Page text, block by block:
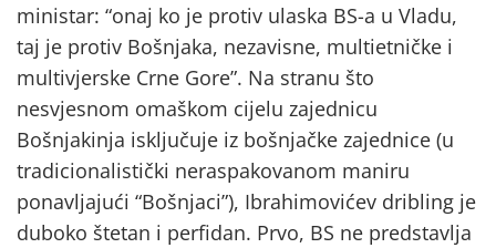
ministar: “onaj ko je protiv ulaska BS-a u Vladu,
taj je protiv Bošnjaka, nezavisne, multietničke i
multivjerske Crne Gore”. Na stranu što
nesvjesnom omaškom cijelu zajednicu
Bošnjakinja isključuje iz bošnjačke zajednice (u
tradicionalistički neraspakovanom maniru
ponavljajući “Bošnjaci”), Ibrahimovićev dribling je
duboko štetan i perfidan. Prvo, BS ne predstavlja